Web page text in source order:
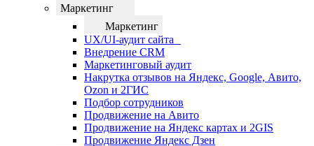
Маркетинг
Маркетинг
UX/UI-аудит сайта
Внедрение CRM
Маркетинговый аудит
Накрутка отзывов на Яндекс, Google, Авито,
Ozon и 2ГИС
Подбор сотрудников
Продвижение на Авито
Продвижение на Яндекс картах и 2GIS
Продвижение Яндекс Дзен